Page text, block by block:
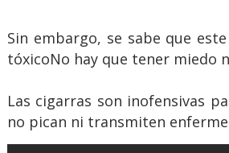
Sin embargo, se sabe que
tóxicoNo hay que tener miedo
Las cigarras son inofensivas
no pican ni transmiten